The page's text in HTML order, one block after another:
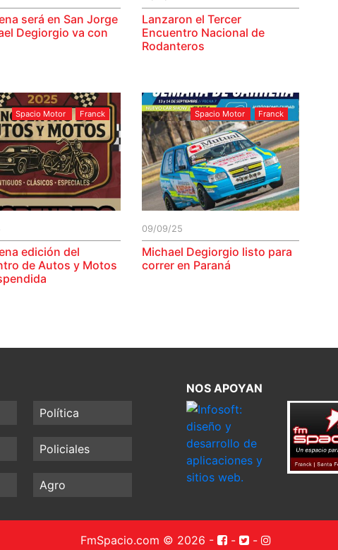
será en San Jorge
Degiorgio va con
Lanzaron el Tercer
Encuentro Nacional de
Rodanteros
Spacio Motor Franck
edición del
de Autos y Motos
Spacio Motor Franck
09/09/25
Michael Degiorgio listo para
correr en Paraná
Política
Policiales
Agro
NOS APOYAN
FmSpacio.com © 2026 - - -